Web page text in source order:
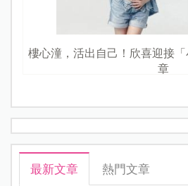
樓心潼，活出自己！欣喜迎接
章
最新文章 熱門文章